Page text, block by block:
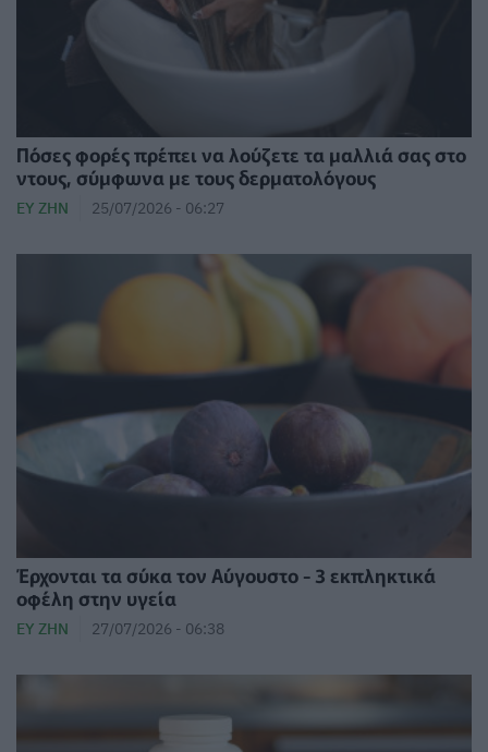
Πόσες φορές πρέπει να λούζετε τα μαλλιά σας στο
ντους, σύμφωνα με τους δερματολόγους
ΕΥ ΖΗΝ 25/07/2026 - 06:27
Έρχονται τα σύκα τον Αύγουστο - 3 εκπληκτικά
οφέλη στην υγεία
ΕΥ ΖΗΝ 27/07/2026 - 06:38